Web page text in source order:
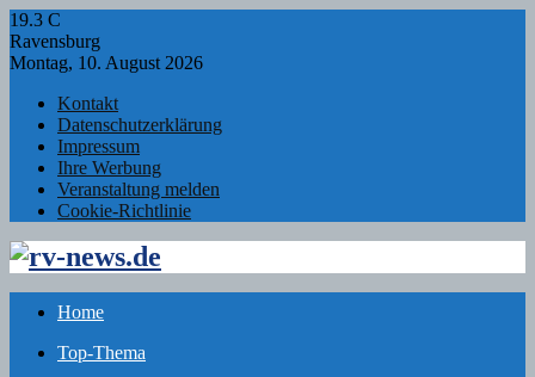
19.3 C
Ravensburg
Montag, 10. August 2026
Kontakt
Datenschutzerklärung
Impressum
Ihre Werbung
Veranstaltung melden
Cookie-Richtlinie
Facebook
Twitter
Instagram
Email
Rss
Home
Top-Thema